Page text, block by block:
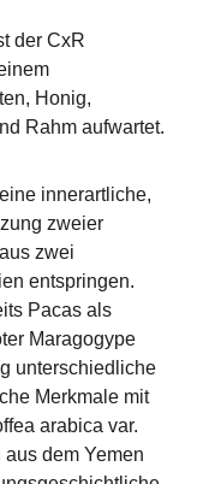
der CxR
Honig,
Rahm aufwartet.
innerartliche,
zweier
zwei
entspringen.
Pacas als
Maragogype
unterschiedliche
Merkmale mit
arabica var.
dem Yemen